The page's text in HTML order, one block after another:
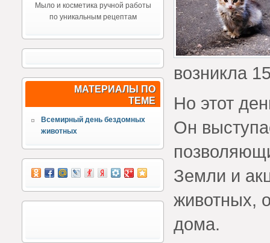
Мыло и косметика ручной работы
по уникальным рецептам
МАТЕРИАЛЫ ПО
ТЕМЕ
Всемирный день бездомных
животных
возникла
Но этот
Он
Земли и
животных,
дома.